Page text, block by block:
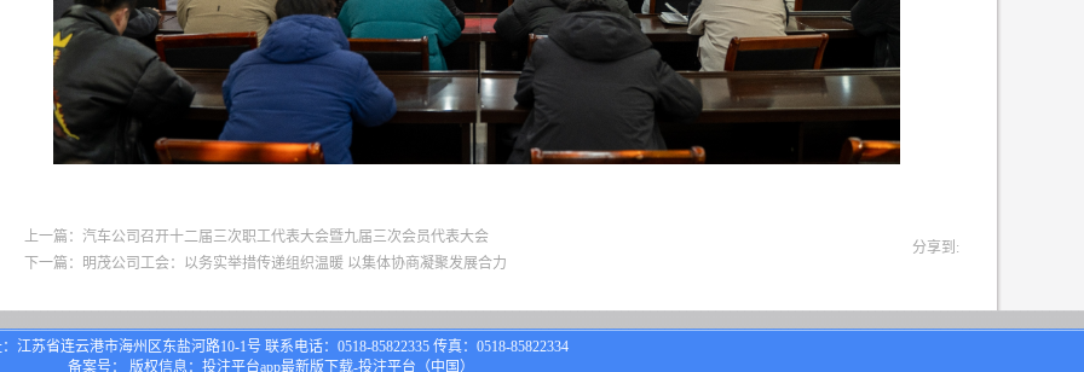
上一篇：汽车公司召开十二届三次职工代表大会暨九届三次会员代表大会
下一篇：明茂公司工会：以务实举措传递组织温暖 以集体协商凝聚发展合力
分享到:
江苏省连云港市海州区东盐河路10-1号 联系电话：0518-85822335 传真：0518-85822334
备案号： 版权信息：投注平台app最新版下载-投注平台（中国）